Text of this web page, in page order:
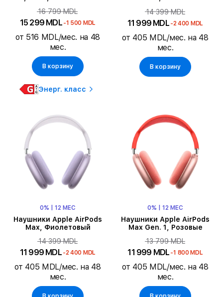
16 799 MDL
15 299 MDL -1 500 MDL
от 516 MDL/мес. на 48
мес.
В корзину
Энерг. класс
14 399 MDL
11 999 MDL -2 400 MDL
от 405 MDL/мес. на 48
мес.
В корзину
0% | 12 МЕС
Наушники Apple AirPods
Max, Фиолетовый
14 399 MDL
11 999 MDL -2 400 MDL
от 405 MDL/мес. на 48
мес.
0% | 12 МЕС
Наушники Apple AirPods
Max Gen. 1, Розовые
13 799 MDL
11 999 MDL -1 800 MDL
от 405 MDL/мес. на 48
мес.